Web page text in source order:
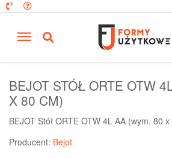
BEJOT STÓŁ ORTE OTW
X 80 CM)
BEJOT Stół ORTE OTW 4L AA (wym. 80
Producent: Bejot